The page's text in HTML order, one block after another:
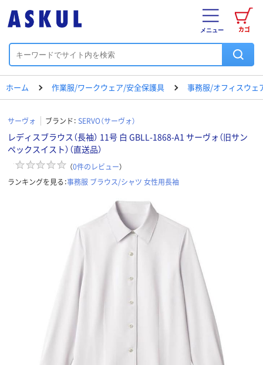
カゴ
メニュー
ホーム 作業服/ワークウェア/安全保護具 事務服/オフィスウェ
サーヴォ ブランド： SERVO（サーヴォ）
レディスブラウス（長袖） 11号 白 GBLL-1868-A1 サーヴォ（旧サン
ペックスイスト）（直送品）
（0件のレビュー）
ランキングを見る：事務服 ブラウス/シャツ 女性用長袖